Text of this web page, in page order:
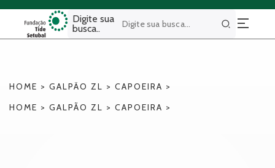
Digite sua
busca..
Buscar
HOME > GALPÃO ZL > CAPOEIRA >
HOME > GALPÃO ZL > CAPOEIRA >